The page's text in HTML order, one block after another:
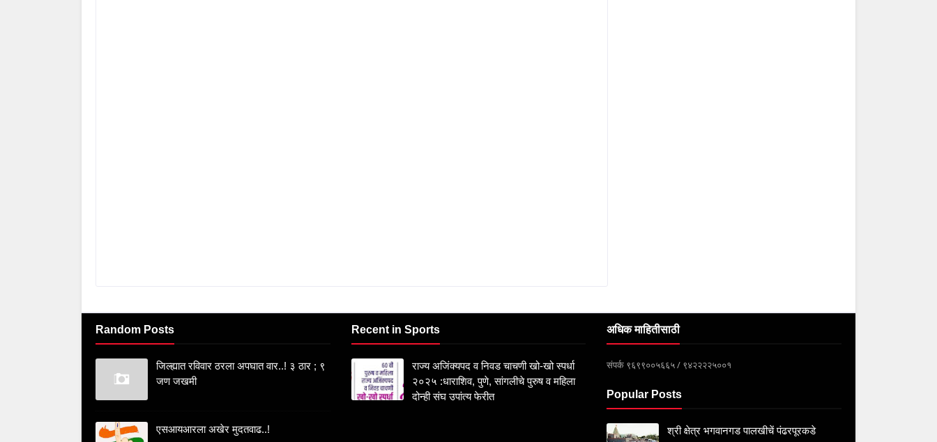
Random Posts
जिल्ह्यात रविवार ठरला अपघात वार..! ३ ठार ; ९
जण जखमी
एसआयआरला अखेर मुदतवाढ..!
Recent in Sports
राज्य अजिंक्यपद व निवड चाचणी खो-खो स्पर्धा
२०२५ :धाराशिव, पुणे, सांगलीचे पुरुष व महिला
दोन्ही संघ उपांत्य फेरीत
अधिक माहितीसाठी
संपर्क ९६९९००५६६५ / ९४२२२२५००१
Popular Posts
श्री क्षेत्र भगवानगड पालखीचें पंढरपूरकडे